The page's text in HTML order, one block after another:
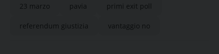
23 marzo pavia primi exit poll
referendum giustizia vantaggio no